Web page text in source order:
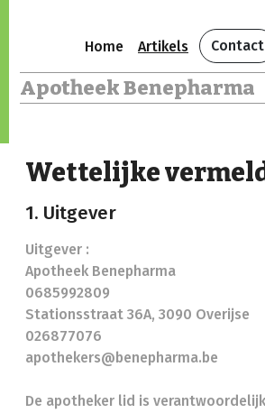
Home Artikels Contact
Apotheek Benepharma
Wettelijke
1. Uitgever
Uitgever :
Apotheek Benepharma
0685992809
Stationsstraat 36A, 3090 Overijse
026877076
apothekers@benepharma.be
De apotheker lid is